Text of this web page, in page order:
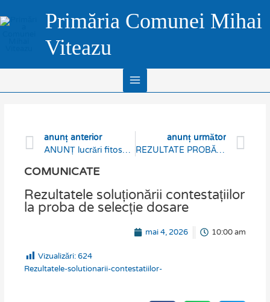
to
Primăria Comunei Mihai
Viteazu
Menu
Prev
anunț anterior
ANUNȚ lucrări fitosanitare 4-5 mai 2026
anunț următor
REZULTATE PROBĂ SCRISĂ – Concurs consilier școlar
COMUNICATE
Rezultatele soluționării contestațiilor
la proba de selecție dosare
mai 4, 2026 10:00 am
Vizualizări: 624
Rezultatele-solutionarii-contestatiilor-